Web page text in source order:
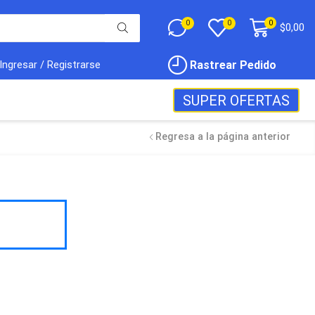
0 0 0 $0,00
Ingresar / Registrarse Rastrear Pedido
SUPER OFERTAS
Regresa a la página anterior